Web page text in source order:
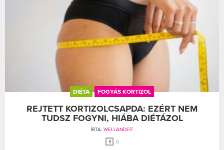
DIÉTA FOGYÁS KORTIZOL
REJTETT KORTIZOLCSAPDA: EZÉRT NEM
TUDSZ FOGYNI, HIÁBA DIÉTÁZOL
ÍRTA: WELLANDFIT
0